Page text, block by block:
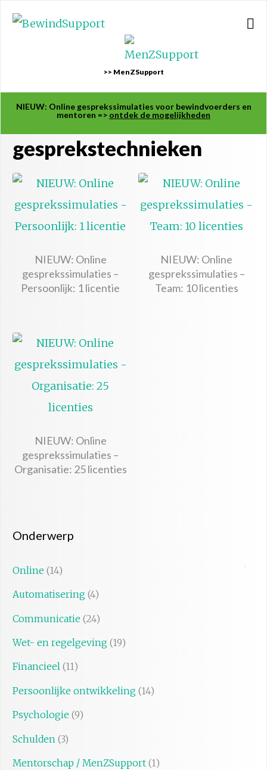
>> MenZSupport
NIEUW: Online gesprekssimulaties voor bewindvoerders en
mentoren => ontdek de mogelijkheden
gesprekstechnieken
NIEUW: Online
gesprekssimulaties –
Persoonlijk: 1 licentie
NIEUW: Online
gesprekssimulaties –
Team: 10 licenties
NIEUW: Online
gesprekssimulaties –
Organisatie: 25 licenties
Onderwerp
Online (14)
Automatisering (4)
Communicatie (24)
Wet- en regelgeving (19)
Financieel (11)
Persoonlijke ontwikkeling (14)
Psychologie (9)
Schulden (3)
Mentorschap / MenZSupport (1)